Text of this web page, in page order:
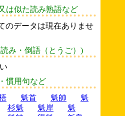
は似た読み熟語など
のデータは現在ありませ
み・倒語（とうご）)
慣用句など
魁首 魁帥
魁
杉魁 魁岸
魁